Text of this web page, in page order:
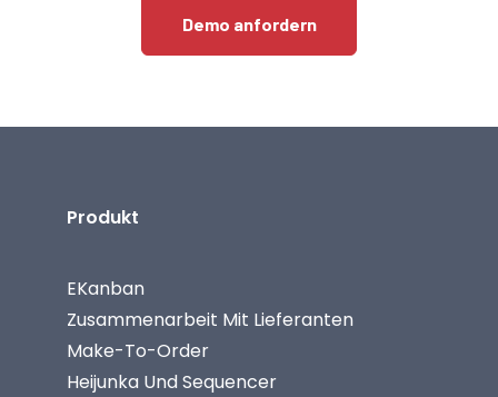
Demo anfordern
Produkt
EKanban
Zusammenarbeit Mit Lieferanten
Make-To-Order
Heijunka Und Sequencer